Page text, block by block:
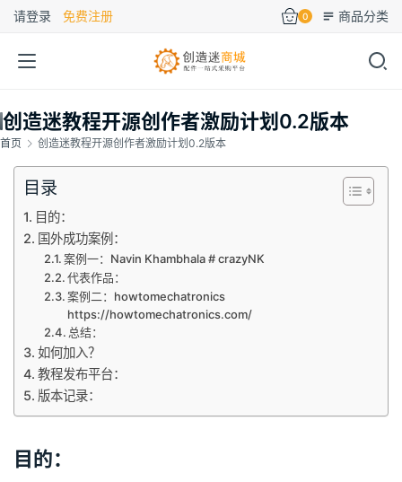
请登录 免费注册 0 商品分类
创造迷教程开源创作者激励计划0.2版本
首页 创造迷教程开源创作者激励计划0.2版本
目录
目的：
国外成功案例：
案例一：Navin Khambhala # crazyNK
代表作品：
案例二：howtomechatronics
https://howtomechatronics.com/
总结：
如何加入？
教程发布平台：
版本记录：
目的：